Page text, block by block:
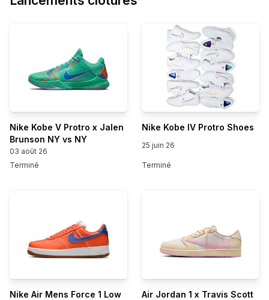
Nike Kobe V Protro x Jalen
Brunson NY vs NY
03 août 26
Terminé
Nike Kobe IV Protro Shoes
25 juin 26
Terminé
Nike Air Mens Force 1 Low
Air Jordan 1 x Travis Scott